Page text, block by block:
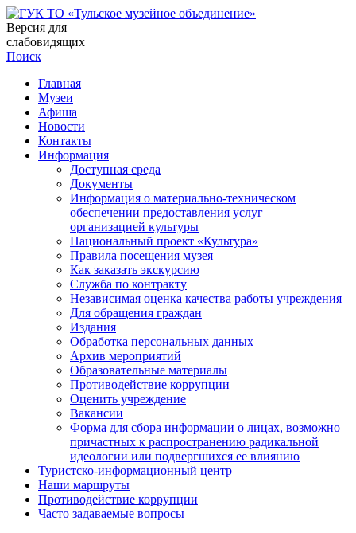
Версия для
слабовидящих
Поиск
Главная
Музеи
Афиша
Новости
Контакты
Информация
Доступная среда
Документы
Информация о материально-техническом
обеспечении предоставления услуг
организацией культуры
Национальный проект «Культура»
Правила посещения музея
Как заказать экскурсию
Служба по контракту
Независимая оценка качества работы учреждения
Для обращения граждан
Издания
Обработка персональных данных
Архив мероприятий
Образовательные материалы
Противодействие коррупции
Оценить учреждение
Вакансии
Форма для сбора информации о лицах, возможно
причастных к распространению радикальной
идеологии или подвергшихся ее влиянию
Туристско-информационный центр
Наши маршруты
Противодействие коррупции
Часто задаваемые вопросы